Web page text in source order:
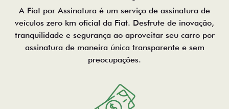
A Fiat por Assinatura é um serviço de assinatura de
veículos zero km oficial da Fiat. Desfrute de inovação,
tranquilidade e segurança ao aproveitar seu carro por
assinatura de maneira única transparente e sem
preocupações.